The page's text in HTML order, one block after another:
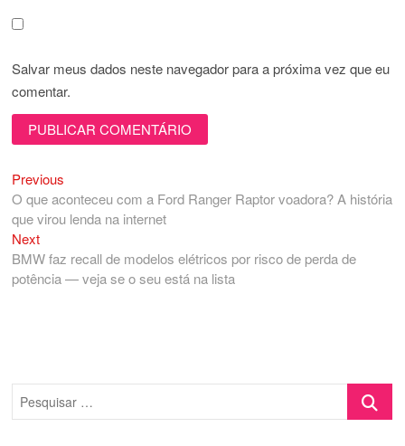
Salvar meus dados neste navegador para a próxima vez que eu
comentar.
Navegação
de
Post
Previous
post:
O que aconteceu com a Ford Ranger Raptor voadora? A história
que virou lenda na internet
NextNext
post:
BMW faz recall de modelos elétricos por risco de perda de
potência — veja se o seu está na lista